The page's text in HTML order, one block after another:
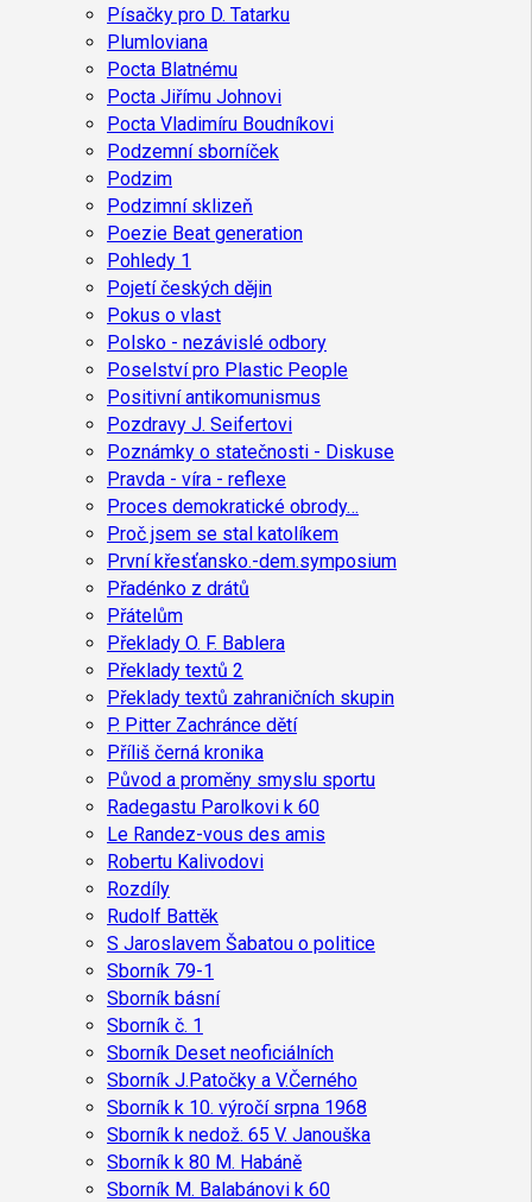
Písačky pro D. Tatarku
Plumloviana
Pocta Blatnému
Pocta Jiřímu Johnovi
Pocta Vladimíru Boudníkovi
Podzemní sborníček
Podzim
Podzimní sklizeň
Poezie Beat generation
Pohledy 1
Pojetí českých dějin
Pokus o vlast
Polsko - nezávislé odbory
Poselství pro Plastic People
Positivní antikomunismus
Pozdravy J. Seifertovi
Poznámky o statečnosti - Diskuse
Pravda - víra - reflexe
Proces demokratické obrody…
Proč jsem se stal katolíkem
První křesťansko.-dem.symposium
Přadénko z drátů
Přátelům
Překlady O. F. Bablera
Překlady textů 2
Překlady textů zahraničních skupin
P. Pitter Zachránce dětí
Příliš černá kronika
Původ a proměny smyslu sportu
Radegastu Parolkovi k 60
Le Randez-vous des amis
Robertu Kalivodovi
Rozdíly
Rudolf Battěk
S Jaroslavem Šabatou o politice
Sborník 79-1
Sborník básní
Sborník č. 1
Sborník Deset neoficiálních
Sborník J.Patočky a V.Černého
Sborník k 10. výročí srpna 1968
Sborník k nedož. 65 V. Janouška
Sborník k 80 M. Habáně
Sborník M. Balabánovi k 60